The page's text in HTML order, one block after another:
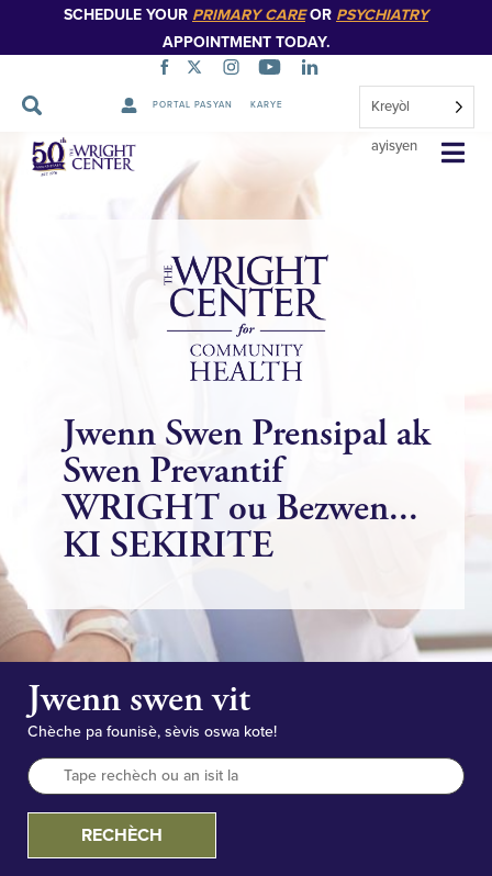
SCHEDULE YOUR PRIMARY CAREOR PSYCHIATRY
APPOINTMENT TODAY.
PORTAL PASYAN KARYE Kreyòl
ayisyen
Sote
Navigasyon
Jwenn Swen Prensipal ak
Swen Prevantif
WRIGHT ou Bezwen...
KI SEKIRITE
Jwenn swen vit
Chèche pa founisè, sèvis oswa kote!